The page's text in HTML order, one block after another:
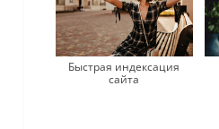
Быстрая индексация
сайта